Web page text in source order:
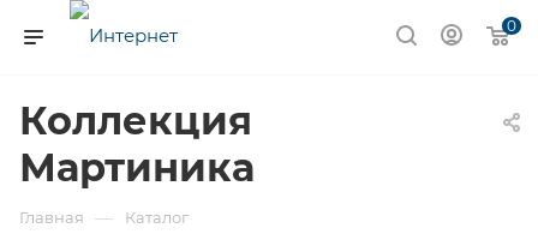
0
Коллекция
Мартиника
Главная — Каталог